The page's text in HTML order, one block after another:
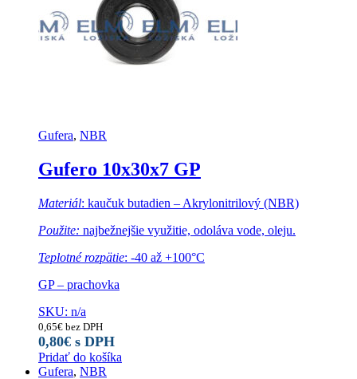
Gufera, NBR
Gufero 10x30x7 GP
Materiál: kaučuk butadien – Akrylonitrilový (NBR)
Použite: najbežnejšie využitie, odoláva vode, oleju.
Teplotné rozpätie: -40 až +100°C
GP – prachovka
SKU: n/a
0,65€ bez DPH
0,80€ s DPH
Pridať do košíka
Gufera, NBR